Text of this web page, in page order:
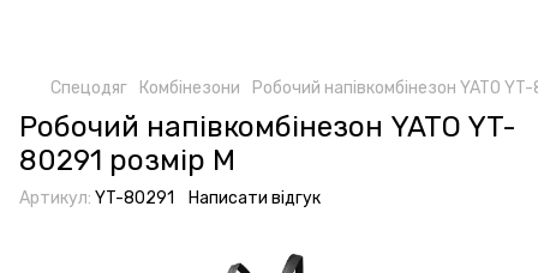
Спецодяг Комбінезони Робочий напівкомбінезон YATO
Робочий напівкомбінезон YATO YT-
80291 розмір M
Артикул: YT-80291 Написати відгук